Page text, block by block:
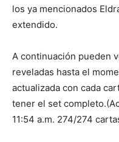
los ya mencionados
extendido.
A continuación pueden
reveladas hasta el
actualizada con cada
tener el set
11:54 a.m. 274/274